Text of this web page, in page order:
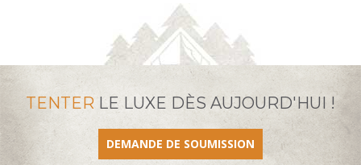
TENTER LE LUXE DÈS AUJOURD'HUI !
DEMANDE DE SOUMISSION